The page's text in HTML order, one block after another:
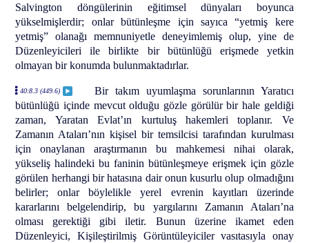
Salvington döngülerinin eğitimsel dünyaları boyunca
yükselmişlerdir; onlar bütünleşme için sayıca “yetmiş kere
yetmiş” olanağı memnuniyetle deneyimlemiş olup, yine de
Düzenleyicileri ile birlikte bir bütünlüğü erişmede yetkin
olmayan bir konumda bulunmaktadırlar.
40:8.3 (449.6)
Bir takım uyumlaşma sorunlarının Yaratıcı
bütünlüğü içinde mevcut olduğu gözle görülür bir hale geldiği
zaman, Yaratan Evlat’ın kurtuluş hakemleri toplanır. Ve
Zamanın Ataları’nın kişisel bir temsilcisi tarafından kurulması
için onaylanan araştırmanın bu mahkemesi nihai olarak,
yükseliş halindeki bu faninin bütünleşmeye erişmek için gözle
görülen herhangi bir hatasına dair onun kusurlu olup olmadığını
belirler; onlar böylelikle yerel evrenin kayıtları üzerinde
kararlarını belgelendirip, bu yargılarını Zamanın Ataları’na
olması gerektiği gibi iletir. Bunun üzerine ikamet eden
Düzenleyici, Kişileştirilmiş Görüntüleyiciler vasıtasıyla onay